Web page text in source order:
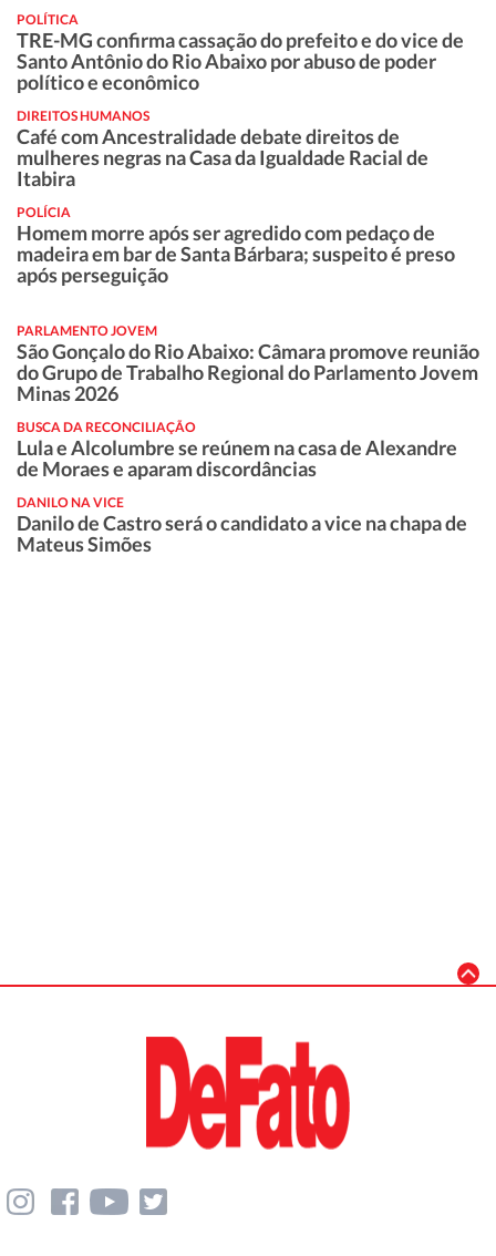
POLÍTICA
TRE-MG confirma cassação do prefeito e do vice de
Santo Antônio do Rio Abaixo por abuso de poder
político e econômico
DIREITOS HUMANOS
Café com Ancestralidade debate direitos de
mulheres negras na Casa da Igualdade Racial de
Itabira
POLÍCIA
Homem morre após ser agredido com pedaço de
madeira em bar de Santa Bárbara; suspeito é preso
após perseguição
PARLAMENTO JOVEM
São Gonçalo do Rio Abaixo: Câmara promove reunião
do Grupo de Trabalho Regional do Parlamento Jovem
Minas 2026
BUSCA DA RECONCILIAÇÃO
Lula e Alcolumbre se reúnem na casa de Alexandre
de Moraes e aparam discordâncias
DANILO NA VICE
Danilo de Castro será o candidato a vice na chapa de
Mateus Simões